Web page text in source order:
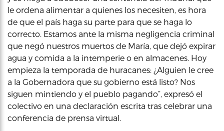
le ordena alimentar a quienes los necesiten, es hora
de que el país haga su parte para que se haga lo
correcto. Estamos ante la misma negligencia criminal
que negó nuestros muertos de María, que dejó expirar
agua y comida a la intemperie o en almacenes. Hoy
empieza la temporada de huracanes: ¿Alguien le cree
a la Gobernadora que su gobierno está listo? Nos
siguen mintiendo y el pueblo pagando”, expresó el
colectivo en una declaración escrita tras celebrar una
conferencia de prensa virtual.